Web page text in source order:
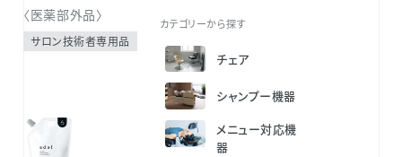
カテゴリーから探す
チェア
シャンプー機器
メニュー対応機
器
〈医薬部外品〉
サロン技術者専用品